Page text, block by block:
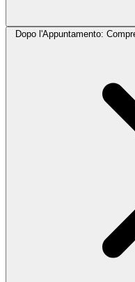
Dopo l'Appuntamento: